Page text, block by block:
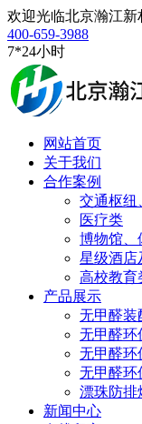
欢迎光临北京瀚江新
400-659-3988
7*24小时
网站首页
关于我们
合作案例
交通枢纽
医疗类
博物馆、
星级酒店
高校教育
产品展示
无甲醛装
无甲醛环
无甲醛环
无甲醛环
漂珠防排
新闻中心